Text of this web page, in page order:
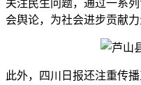
关注民生问题，通过一系
会舆论，为社会进步贡献力
此外，四川日报还注重传